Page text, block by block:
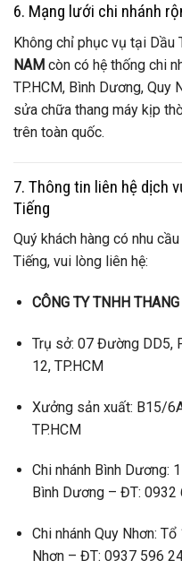
6. Mạng lưới chi nhánh
Không chỉ phục vụ tại Dầu
NAM còn có hệ thống chi
TP.HCM, Bình Dương, Quy
sửa chữa thang máy kịp
trên toàn quốc.
7. Thông tin liên hệ dịch
Tiếng
Quý khách hàng có nhu
Tiếng, vui lòng liên hệ:
CÔNG TY TNHH
Trụ sở: 07 Đường DD5,
12, TP.HCM
Xưởng sản xuất: B15/
TP.HCM
Chi nhánh Bình Dương:
Bình Dương – ĐT: 0932
Chi nhánh Quy Nhơn: Tổ
Nhơn – ĐT: 0937 596